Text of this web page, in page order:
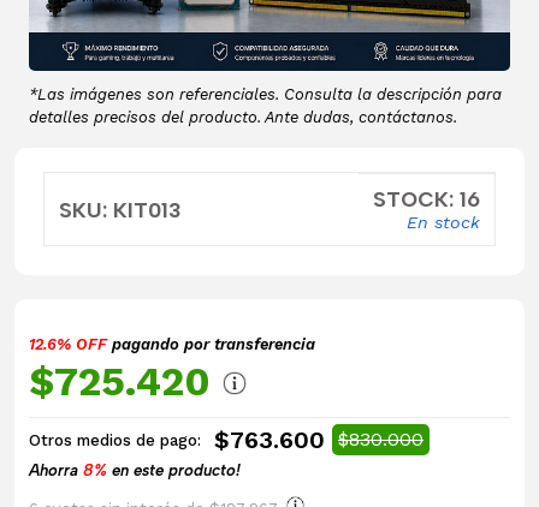
*Las imágenes son referenciales. Consulta la descripción para
detalles precisos del producto. Ante dudas, contáctanos.
SKU: KIT013 STOCK: 16
En stock
12.6% OFFpagando por transferencia
$725.420
Otros medios de pago: $763.600 $830.000
Ahorra 8% en este producto!